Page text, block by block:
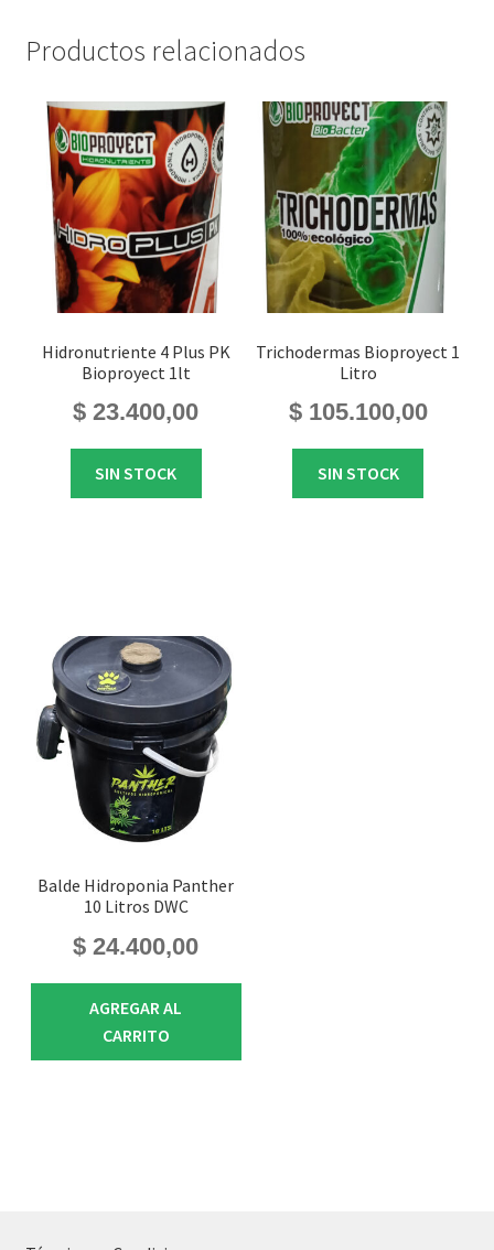
Productos relacionados
Hidronutriente 4 Plus PK
Bioproyect 1lt
$ 23.400,00
SIN STOCK
Trichodermas Bioproyect 1
Litro
$105.100,00
SIN STOCK
Balde Hidroponia Panther
10 Litros DWC
$ 24.400,00
AGREGAR AL
CARRITO